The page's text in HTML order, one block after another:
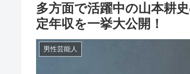
多方面で活躍中の山本耕
定年収を一挙大公開！
男性芸能人